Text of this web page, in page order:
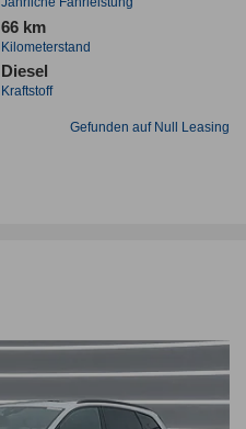
66 km
Kilometerstand
Diesel
Kraftstoff
Gefunden auf Null Leasing